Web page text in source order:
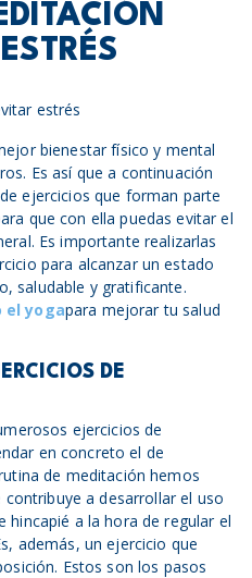
bienestar físico y mental
Es así que a continuación
ejercicios que forman parte
que con ella puedas evitar el
Es importante realizarlas
para alcanzar un estado
saludable y gratificante.
el yogapara mejorar tu salud
DE
ejercicios de
en concreto el de
de meditación hemos
a desarrollar el uso
hincapié a la hora de regular el
además, un ejercicio que
Estos son los pasos